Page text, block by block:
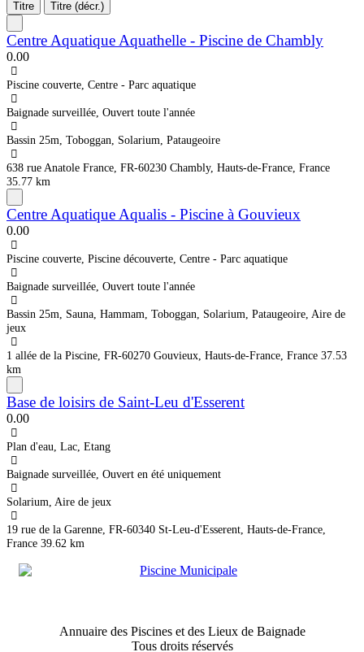
Titre
Titre (décr.)
Centre Aquatique Aquathelle - Piscine de Chambly
0.00
Piscine couverte, Centre - Parc aquatique
Baignade surveillée, Ouvert toute l'année
Bassin 25m, Toboggan, Solarium, Pataugeoire
638 rue Anatole France, FR-60230 Chambly, Hauts-de-France, France
35.77 km
Centre Aquatique Aqualis - Piscine à Gouvieux
0.00
Piscine couverte, Piscine découverte, Centre - Parc aquatique
Baignade surveillée, Ouvert toute l'année
Bassin 25m, Sauna, Hammam, Toboggan, Solarium, Pataugeoire, Aire de
jeux
1 allée de la Piscine, FR-60270 Gouvieux, Hauts-de-France, France 37.53
km
Base de loisirs de Saint-Leu d'Esserent
0.00
Plan d'eau, Lac, Etang
Baignade surveillée, Ouvert en été uniquement
Solarium, Aire de jeux
19 rue de la Garenne, FR-60340 St-Leu-d'Esserent, Hauts-de-France,
France 39.62 km
Annuaire des Piscines et des Lieux de Baignade
Tous droits réservés